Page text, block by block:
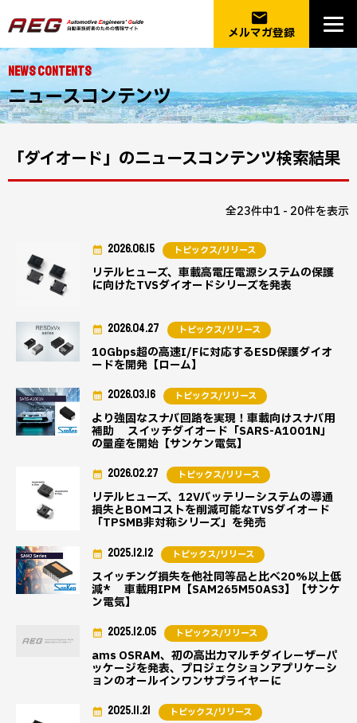
email
メルマガ登録
NEWS CONTENTS
ニュースコンテンツ
「ダイオード」のニュースコンテンツ検索結果
全23件中1 - 20件を表示
リテルヒューズ、車載高電圧電源システムの保護
に向けたTVSダイオードシリーズを発表
2026.06.15 トピックス/リリース
10Gbps超の高速I/Fに対応するESD保護ダイオ
ードを開発【ローム】
2026.04.27 トピックス/リリース
より強固なスナバ回路を実現！車載向けスナバ用
補助 スイッチダイオード「SARS-A1001N」
の量産を開始【サンケン電気】
2026.03.16 トピックス/リリース
リテルヒューズ、12Vバッテリーシステムの導通
損失とBOMコストを削減可能なTVSダイオード
「TPSMB非対称シリーズ」を発売
2026.02.27 トピックス/リリース
スイッチング損失を他社同等品と比べ20%以上低
減* 車載用IPM【SAM265M50AS3】【サンケ
ン電気】
2025.12.12 トピックス/リリース
ams OSRAM、初の高出力マルチダイレーザーパ
ッケージを発表、プロジェクションアプリケーシ
ョンのオールインワンサプライヤーに
2025.12.05 トピックス/リリース
2025.11.21 トピックス/リリース